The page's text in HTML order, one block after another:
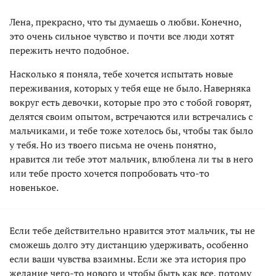
Лена, прекрасно, что ты думаешь о любви. Конечно,
это очень сильное чувство и почти все люди хотят
пережить нечто подобное.
Насколько я поняла, тебе хочется испытать новые
переживания, которых у тебя еще не было. Наверняка
вокруг есть девочки, которые про это с тобой говорят,
делятся своим опытом, встречаются или встречались с
мальчиками, и тебе тоже хотелось бы, чтобы так было
у тебя. Но из твоего письма не очень понятно,
нравится ли тебе этот мальчик, влюблена ли ты в него
или тебе просто хочется попробовать что-то
новенькое.
Если тебе действительно нравится этот мальчик, ты не
сможешь долго эту дистанцию удерживать, особенно
если ваши чувства взаимны. Если же эта история про
желание чего-то нового и чтобы быть как все, потому